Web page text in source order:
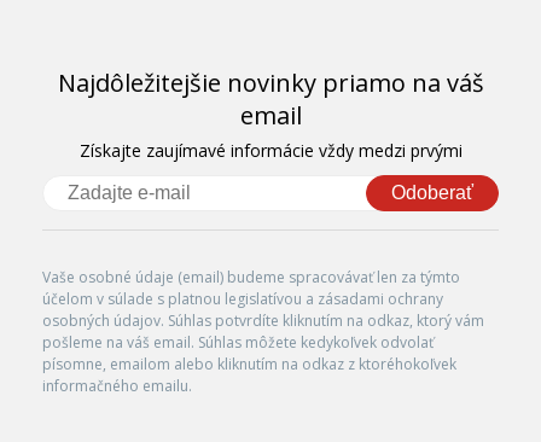
Najdôležitejšie novinky priamo na váš
email
Získajte zaujímavé informácie vždy medzi prvými
Odoberať
Vaše osobné údaje (email) budeme spracovávať len za týmto
účelom v súlade s platnou legislatívou a zásadami ochrany
osobných údajov. Súhlas potvrdíte kliknutím na odkaz, ktorý vám
pošleme na váš email. Súhlas môžete kedykoľvek odvolať
písomne, emailom alebo kliknutím na odkaz z ktoréhokoľvek
informačného emailu.